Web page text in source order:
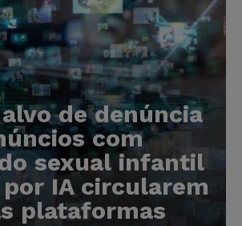
de denúncia
com
sexual infantil
IA circularem
plataformas